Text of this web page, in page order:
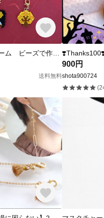
送料無料
900円
shota900724